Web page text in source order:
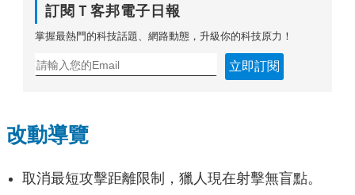
訂閱Ｔ客邦電子日報
掌握最熱門的科技話題、網路動態，升級你的科技原力！
立即訂閱
改動導覽
取消最短攻擊距離限制，獵人現在射擊無盲點。